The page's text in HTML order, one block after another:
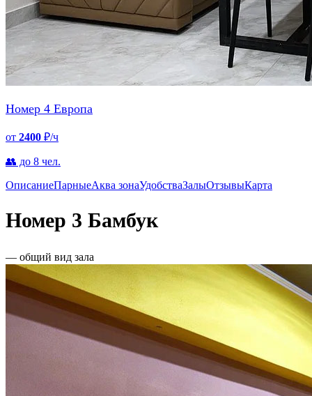
Номер 4 Европа
от 2400 ₽/ч
👥 до 8 чел.
ОписаниеПарныеАква зонаУдобстваЗалыОтзывыКарта
Номер 3 Бамбук
— общий вид зала